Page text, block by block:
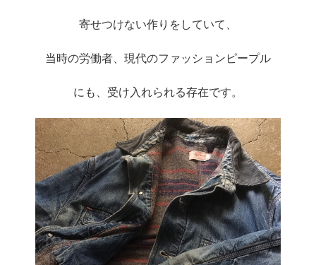
寄せつけない作りをしていて、
当時の労働者、現代のファッションピープル
にも、受け入れられる存在です。